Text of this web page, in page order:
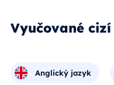
Vyučované
Anglický jazyk